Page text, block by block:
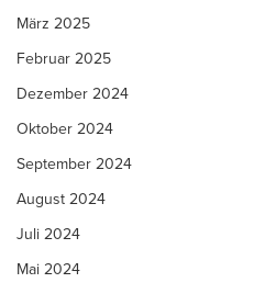
März 2025
Februar 2025
Dezember 2024
Oktober 2024
September 2024
August 2024
Juli 2024
Mai 2024